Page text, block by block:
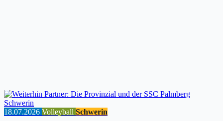
18.07.2026 Volleyball Schwerin